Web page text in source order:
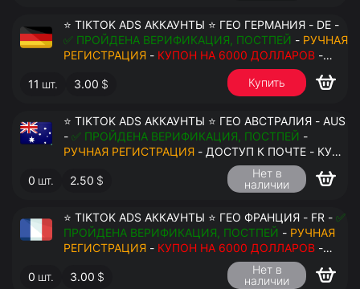
⭐ TIKTOK ADS АККАУНТЫ ⭐ ГЕО ГЕРМАНИЯ - DE -
✅ ПРОЙДЕНА ВЕРИФИКАЦИЯ, ПОСТПЕЙ - РУЧНАЯ
РЕГИСТРАЦИЯ - КУПОН НА 6000 ДОЛЛАРОВ -
ДОСТУП К ПОЧТЕ - КУКИ - ВАТ ЗАПОЛНЕН -
ПЕРЕДАЧА В АНТИДЕТЕКТ
11 шт. 3.00 $ Купить
⭐ TIKTOK ADS АККАУНТЫ ⭐ ГЕО АВСТРАЛИЯ - AUS
- ✅ ПРОЙДЕНА ВЕРИФИКАЦИЯ, ПОСТПЕЙ -
РУЧНАЯ РЕГИСТРАЦИЯ - ДОСТУП К ПОЧТЕ - КУКИ
- ВАТ ЗАПОЛНЕН - ПЕРЕДАЧА В АНТИДЕТЕКТ
0 шт. 2.50 $
Нет в
наличии
⭐ TIKTOK ADS АККАУНТЫ ⭐ ГЕО ФРАНЦИЯ - FR - ✅
ПРОЙДЕНА ВЕРИФИКАЦИЯ, ПОСТПЕЙ - РУЧНАЯ
РЕГИСТРАЦИЯ - КУПОН НА 6000 ДОЛЛАРОВ -
ДОСТУП К ПОЧТЕ - КУКИ - ВАТ ЗАПОЛНЕН -
ПЕРЕДАЧА В АНТИДЕТЕКТ
0 шт. 3.00 $
Нет в
наличии